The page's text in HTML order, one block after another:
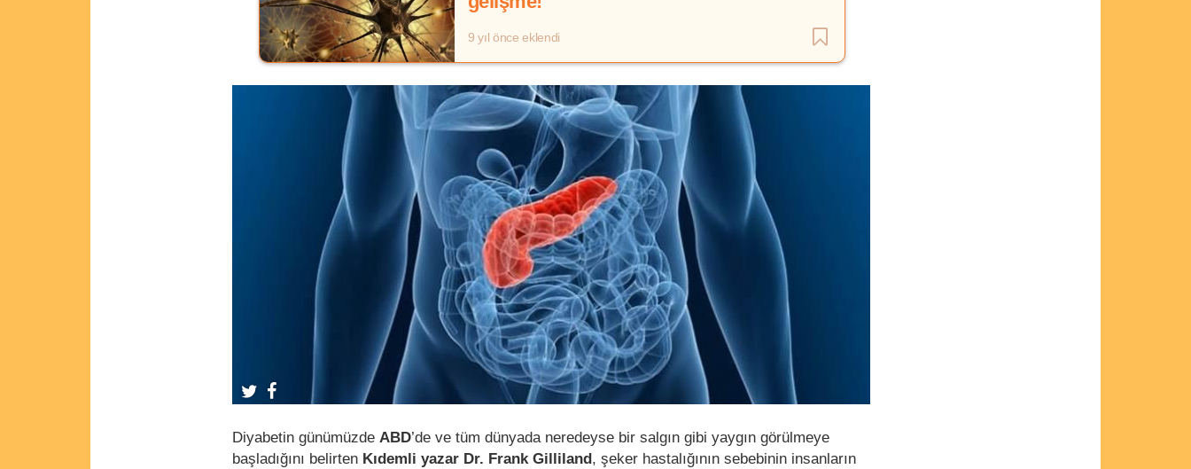
9 yıl önce eklendi
Diyabetin günümüzde ABD’de ve tüm dünyada neredeyse bir salgın gibi yaygın görülmeye
başladığını belirten Kıdemli yazar Dr. Frank Gilliland, şeker hastalığının sebebinin insanların